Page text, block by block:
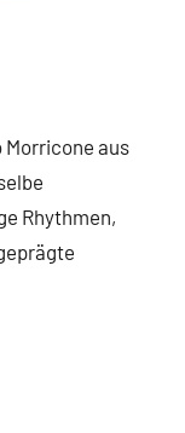
Morricone aus
Rhythmen,